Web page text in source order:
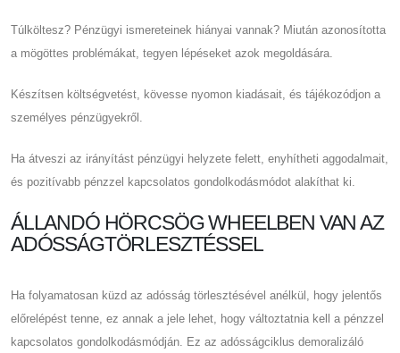
Túlköltesz? Pénzügyi ismereteinek hiányai vannak? Miután azonosította
a mögöttes problémákat, tegyen lépéseket azok megoldására.
Készítsen költségvetést, kövesse nyomon kiadásait, és tájékozódjon a
személyes pénzügyekről.
Ha átveszi az irányítást pénzügyi helyzete felett, enyhítheti aggodalmait,
és pozitívabb pénzzel kapcsolatos gondolkodásmódot alakíthat ki.
ÁLLANDÓ HÖRCSÖG WHEELBEN VAN AZ
ADÓSSÁGTÖRLESZTÉSSEL
Ha folyamatosan küzd az adósság törlesztésével anélkül, hogy jelentős
előrelépést tenne, ez annak a jele lehet, hogy változtatnia kell a pénzzel
kapcsolatos gondolkodásmódján. Ez az adósságciklus demoralizáló